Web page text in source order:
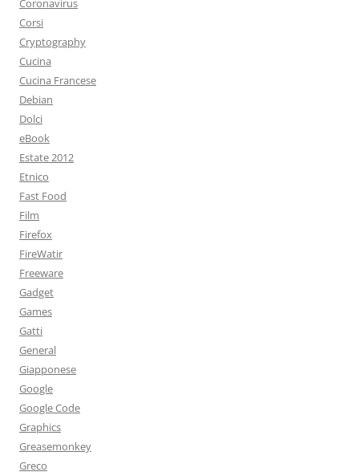
Coronavirus
Corsi
Cryptography
Cucina
Cucina Francese
Debian
Dolci
eBook
Estate 2012
Etnico
Fast Food
Film
Firefox
FireWatir
Freeware
Gadget
Games
Gatti
General
Giapponese
Google
Google Code
Graphics
Greasemonkey
Greco